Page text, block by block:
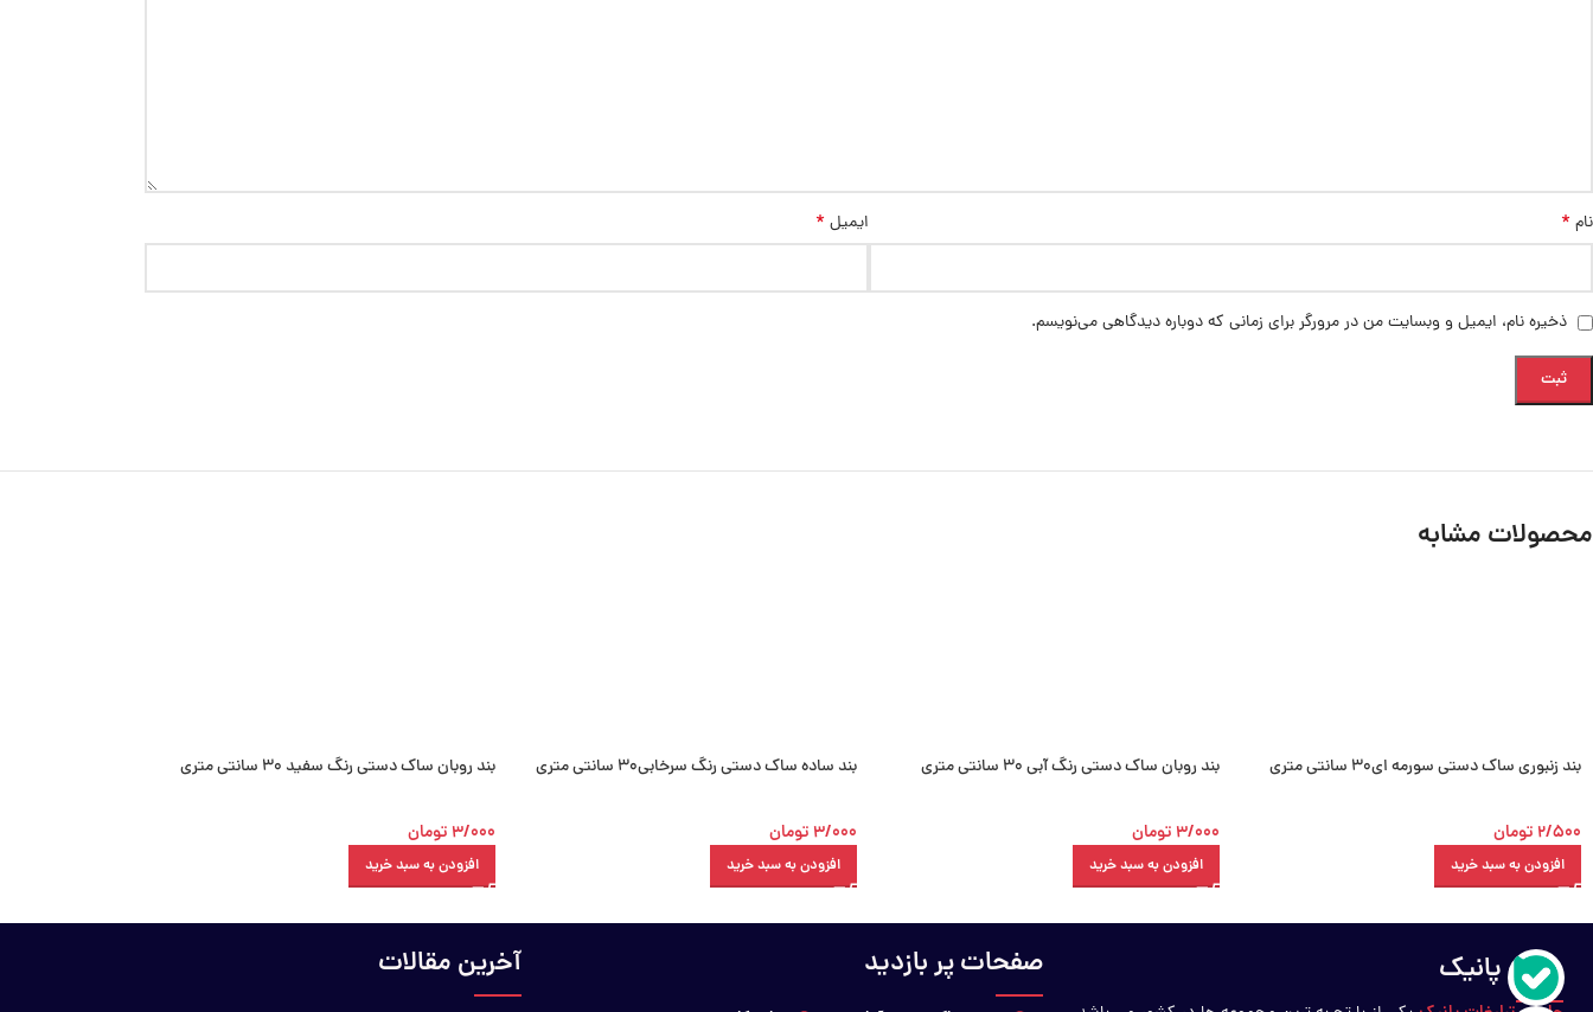
نام * ایمیل *
ذخیره نام، ایمیل و وبسایت من در مرورگر برای زمانی که دوباره دیدگاهی می‌نویسم.
محصولات مشابه
بند زنبوری ساک دستی سورمه ای30 سانتی متری
2/500 تومان
افزودن به سبد خرید
بند روبان ساک دستی رنگ آبی 30 سانتی متری
3/000 تومان
افزودن به سبد خرید
بند ساده ساک دستی رنگ سرخابی30 سانتی متری
3/000 تومان
افزودن به سبد خرید
بند روبان ساک دستی رنگ سفید 30 سانتی متری
3/000 تومان
افزودن به سبد خرید
درباره پانیک صفحات پر بازدید آخرین مقالات